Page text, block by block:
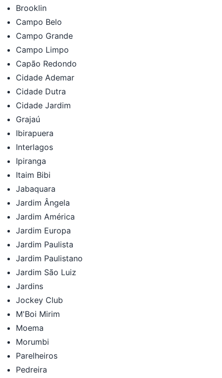
Brooklin
Campo Belo
Campo Grande
Campo Limpo
Capão Redondo
Cidade Ademar
Cidade Dutra
Cidade Jardim
Grajaú
Ibirapuera
Interlagos
Ipiranga
Itaim Bibi
Jabaquara
Jardim Ângela
Jardim América
Jardim Europa
Jardim Paulista
Jardim Paulistano
Jardim São Luiz
Jardins
Jockey Club
M'Boi Mirim
Moema
Morumbi
Parelheiros
Pedreira